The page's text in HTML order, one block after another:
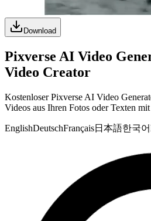
Download
Pixverse AI Video
Video Creator
Kostenloser Pixverse AI Video
Videos aus Ihren Fotos oder Texten
EnglishDeutschFrançais日本語한국어